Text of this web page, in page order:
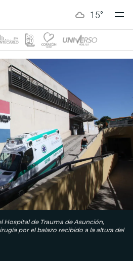
15°
Hospital de Trauma de Asunción,
por el balazo recibido a la altura del